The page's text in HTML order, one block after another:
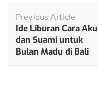
Navigation
Previous Article
Ide Liburan Cara Aku
dan Suami untuk
Bulan Madu di Bali